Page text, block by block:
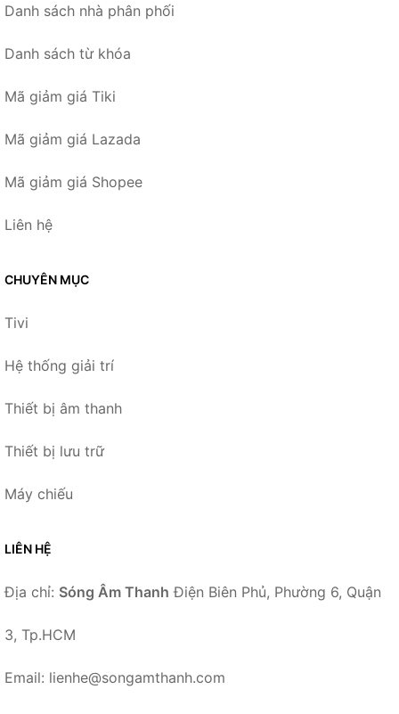
Danh sách nhà phân phối
Danh sách từ khóa
Mã giảm giá Tiki
Mã giảm giá Lazada
Mã giảm giá Shopee
Liên hệ
CHUYÊN MỤC
Tivi
Hệ thống giải trí
Thiết bị âm thanh
Thiết bị lưu trữ
Máy chiếu
LIÊN HỆ
Địa chỉ: Sóng Âm Thanh Điện Biên Phủ, Phường 6, Quận
3, Tp.HCM
Email: lienhe@songamthanh.com